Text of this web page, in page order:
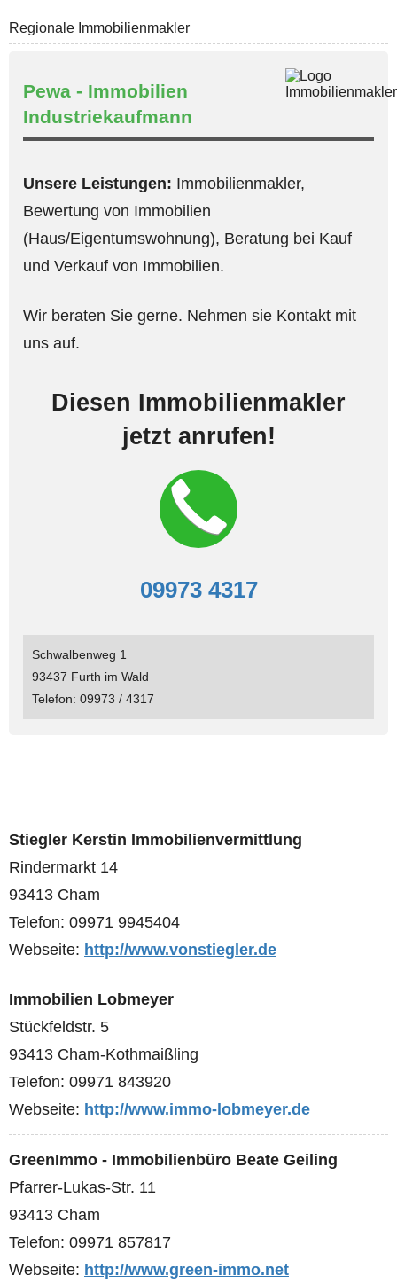
Regionale Immobilienmakler
Pewa - Immobilien
Industriekaufmann
Unsere Leistungen: Immobilienmakler,
Bewertung von Immobilien
(Haus/Eigentumswohnung), Beratung bei Kauf
und Verkauf von Immobilien.
Wir beraten Sie gerne. Nehmen sie Kontakt mit
uns auf.
Diesen Immobilienmakler
jetzt anrufen!
09973 4317
Schwalbenweg 1
93437 Furth im Wald
Telefon: 09973 / 4317
Stiegler Kerstin Immobilienvermittlung
Rindermarkt 14
93413 Cham
Telefon: 09971 9945404
Webseite: http://www.vonstiegler.de
Immobilien Lobmeyer
Stückfeldstr. 5
93413 Cham-Kothmaißling
Telefon: 09971 843920
Webseite: http://www.immo-lobmeyer.de
GreenImmo - Immobilienbüro Beate Geiling
Pfarrer-Lukas-Str. 11
93413 Cham
Telefon: 09971 857817
Webseite: http://www.green-immo.net